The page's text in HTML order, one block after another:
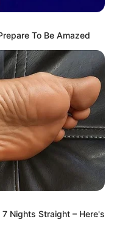
To Be Amazed
Nights Straight – Here's